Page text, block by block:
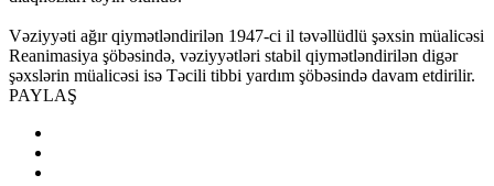
Vəziyyəti ağır qiymətləndirilən 1947-ci il təvəllüdlü şəxsin müalicəsi
Reanimasiya şöbəsində, vəziyyətləri stabil qiymətləndirilən digər
şəxslərin müalicəsi isə Təcili tibbi yardım şöbəsində davam etdirilir.
PAYLAŞ